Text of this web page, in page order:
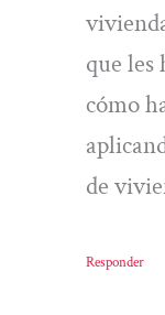
que les
cómo
de
Responder